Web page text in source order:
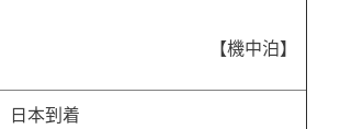
【機中泊】
日本到着